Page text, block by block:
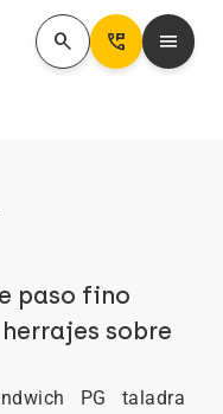
search Perm_Phone_Msg menu
paso fino
sobre
PG taladra